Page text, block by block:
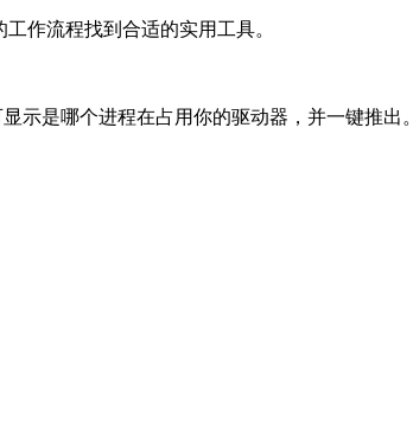
作流程找到合适的实用工具。
示是哪个进程在占用你的驱动器，并一键推出。